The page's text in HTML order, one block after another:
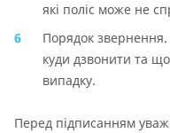
які поліс може не
Порядок звернення.
куди дзвонити та
випадку.
Перед підписанням